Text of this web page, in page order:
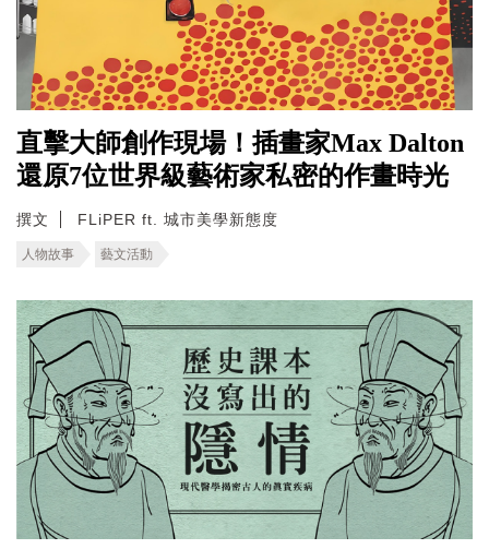
直擊大師創作現場！插畫家Max Dalton
還原7位世界級藝術家私密的作畫時光
撰文 FLiPER ft. 城市美學新態度
人物故事 藝文活動